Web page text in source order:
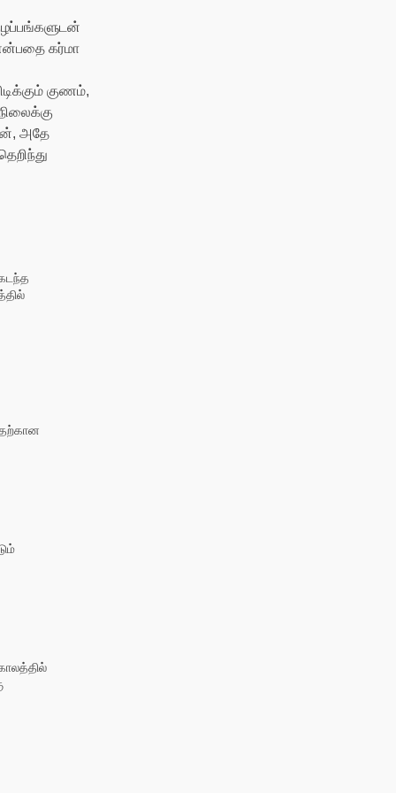
கர்மா
குணம்,
அதே